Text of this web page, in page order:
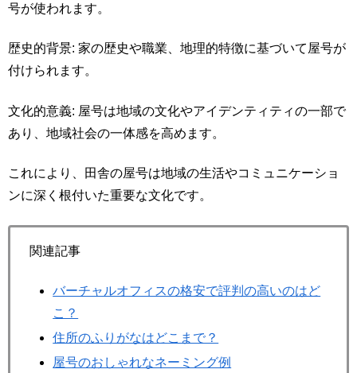
号が使われます。
歴史的背景: 家の歴史や職業、地理的特徴に基づいて屋号が
付けられます。
文化的意義: 屋号は地域の文化やアイデンティティの一部で
あり、地域社会の一体感を高めます。
これにより、田舎の屋号は地域の生活やコミュニケーショ
ンに深く根付いた重要な文化です。
関連記事
バーチャルオフィスの格安で評判の高いのはど
こ？
住所のふりがなはどこまで？
屋号のおしゃれなネーミング例